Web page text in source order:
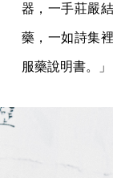
器，一手莊嚴
藥，一如詩集
服藥說明書。」